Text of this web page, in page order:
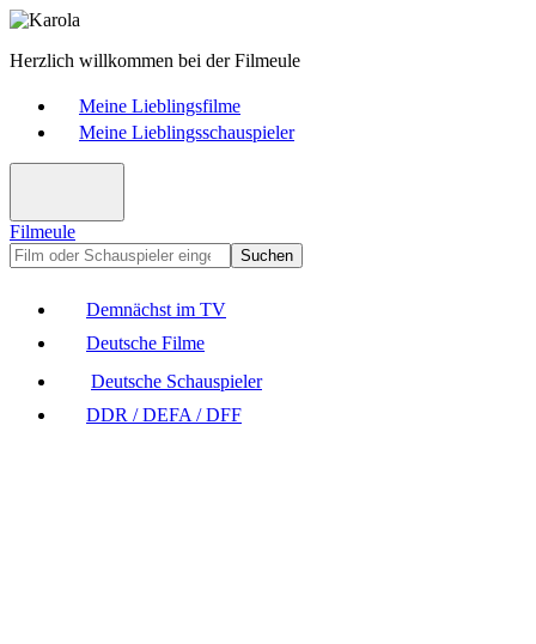
Herzlich willkommen bei der Filmeule
Meine Lieblingsfilme
Meine Lieblingsschauspieler
Filmeule
Suchen
Demnächst im TV
Deutsche Filme
Deutsche Schauspieler
DDR / DEFA / DFF